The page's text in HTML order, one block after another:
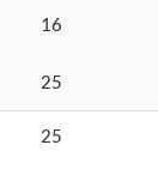
16
25
25